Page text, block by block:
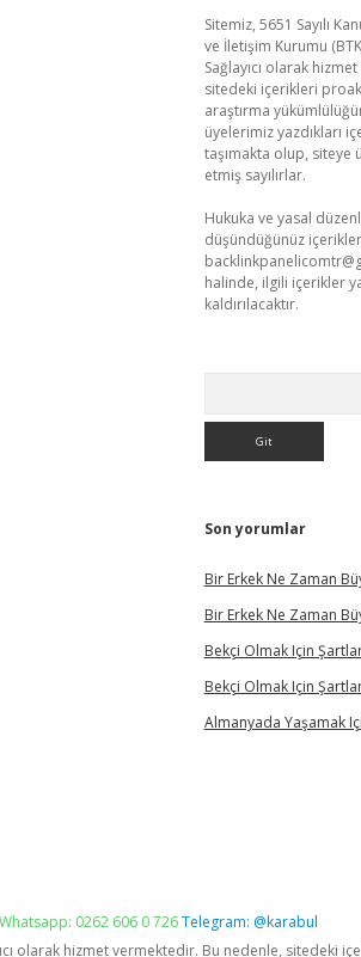
Sitemiz, 5651 Sayılı
ve İletişim Kurumu
Sağlayıcı olarak
sitedeki içerikleri
araştırma
üyelerimiz yazdıkları
taşımakta olup, siteye
etmiş sayılırlar.
Hukuka ve yasal
düşündüğünüz
halinde, ilgili içerikler
kaldırılacaktır.
Son yorumlar
Bir Erkek Ne Zaman
Bir Erkek Ne Zaman
Bekçi Olmak Için
Bekçi Olmak Için
Almanyada Yaşamak
Whatsapp: 0262 606 0 726Telegram: @karabul
olarak hizmet vermektedir. Bu nedenle, sitedeki